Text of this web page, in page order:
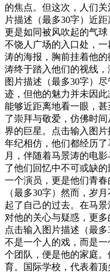
的焦点。但这次，人们
片描述（最多30字）近
更是如同被风吹起的气
不饶人广场的入口处，
涛的海报，胸前挂着他
涛终于踏入他们的视线
图片描述（最多30字）
迹，但他的魅力并未因
能够近距离地看一眼，
了崇拜与敬爱，仿佛时
界的巨星。点击输入图
年纪相仿，他们都经历
月，伴随着马景涛的电
了他们回忆中不可或缺
一个演员，更是他们青
（最多30字）然而，岁
起了自己的过去。在马
对他的关心与疑惑，更多
点击输入图片描述（最
不是一个人的戏，而是
个团队，便是他的家庭
育。国际学校，代表着